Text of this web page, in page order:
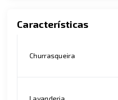
Características
Churrasqueira